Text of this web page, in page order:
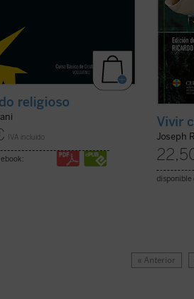
religioso
IVA incluido
Vivir
Joseph
disponible
« Anterior